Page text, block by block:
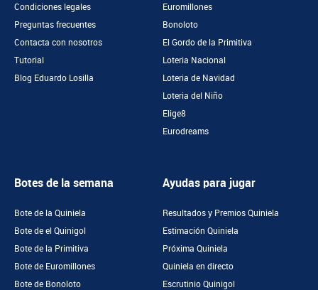
Condiciones legales
Preguntas frecuentes
Contacta con nosotros
Tutorial
Blog Eduardo Losilla
Euromillones
Bonoloto
El Gordo de la Primitiva
Loteria Nacional
Loteria de Navidad
Loteria del Niño
Elige8
Eurodreams
Botes de la semana
Bote de la Quiniela
Bote de el Quinigol
Bote de la Primitiva
Bote de Euromillones
Bote de Bonoloto
Ayudas para jugar
Resultados y Premios Quiniela
Estimación Quiniela
Próxima Quiniela
Quiniela en directo
Escrutinio Quinigol